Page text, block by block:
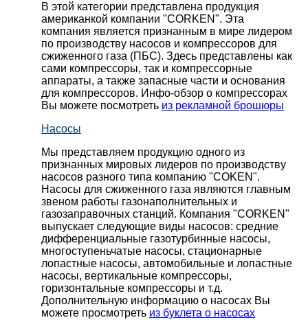
В этой категории представлена продукция
американкой компании "CORKEN". Эта
компания является признанным в мире лидером
по производству насосов и компрессоров для
сжиженного газа (ПБС). Здесь представлены как
сами компрессоры, так и компрессорные
аппараты, а также запасные части и основания
для компрессоров. Инфо-обзор о компрессорах
Вы можете посмотреть из рекламной брошюры
Насосы
Мы представляем продукцию одного из
признанных мировых лидеров по производству
насосов разного типа компанию "COKEN".
Насосы для сжиженного газа являются главным
звеном работы газонаполнительных и
газозаправочных станций. Компания "CORKEN"
выпускает следующие виды насосов: cредние
дифференциальные газотурбинные насосы,
многоступеньчатые насосы, стационарные
лопастные насосы, автомобильные и лопaстные
насосы, вертикальные компрессоры,
горизонтальные компрессоры и т.д.
Дополнительную информацию о насосах Вы
можете просмотреть из буклета о насосах